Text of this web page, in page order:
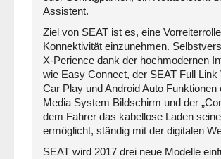
Assistent.
Ziel von SEAT ist es, eine
Konnektivität einzunehmen.
X-Perience dank der hochmodernen
wie Easy Connect, der SEAT Full Link
Car Play und Android Auto Funktionen
Media System Bildschirm und der
dem Fahrer das kabellose Laden
ermöglicht, ständig mit der digitalen
SEAT wird 2017 drei neue Modelle